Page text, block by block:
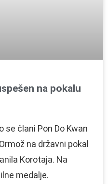
na pokalu
se člani Pon Do Kwan
na državni pokal
Korotaja. Na
medalje.